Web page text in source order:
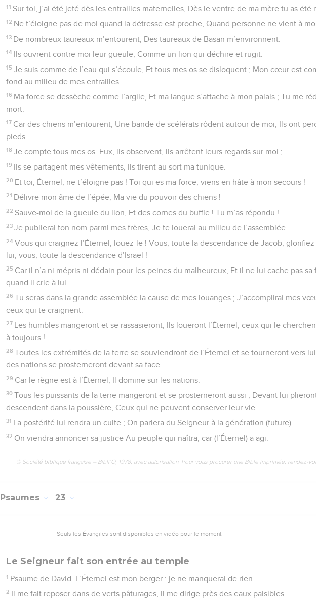
11 Sur toi, j’ai été jeté dès les entrailles maternelles, Dès le ventre de ma mère tu as été
12 Ne t’éloigne pas de moi quand la détresse est proche, Quand personne ne vient à
13 De nombreux taureaux m’entourent, Des taureaux de Basan m’environnent.
14 Ils ouvrent contre moi leur gueule, Comme un lion qui déchire et rugit.
15 Je suis comme de l’eau qui s’écoule, Et tous mes os se disloquent ; Mon cœur est
fond au milieu de mes entrailles.
16 Ma force se dessèche comme l’argile, Et ma langue s’attache à mon palais ; Tu me
mort.
17 Car des chiens m’entourent, Une bande de scélérats rôdent autour de moi, Ils ont
pieds.
18 Je compte tous mes os. Eux, ils observent, ils arrêtent leurs regards sur moi ;
19 Ils se partagent mes vêtements, Ils tirent au sort ma tunique.
20 Et toi, Éternel, ne t’éloigne pas ! Toi qui es ma force, viens en hâte à mon secours !
21 Délivre mon âme de l’épée, Ma vie du pouvoir des chiens !
22 Sauve-moi de la gueule du lion, Et des cornes du buffle ! Tu m’as répondu !
23 Je publierai ton nom parmi mes frères, Je te louerai au milieu de l’assemblée.
24 Vous qui craignez l’Éternel, louez-le ! Vous, toute la descendance de Jacob,
lui, vous, toute la descendance d’Israël !
25 Car il n’a ni mépris ni dédain pour les peines du malheureux, Et il ne lui cache pas sa
quand il crie à lui.
26 Tu seras dans la grande assemblée la cause de mes louanges ; J’accomplirai mes
ceux qui te craignent.
27 Les humbles mangeront et se rassasieront, Ils loueront l’Éternel, ceux qui le
à toujours !
28 Toutes les extrémités de la terre se souviendront de l’Éternel et se tourneront vers
des nations se prosterneront devant sa face.
29 Car le règne est à l’Éternel, Il domine sur les nations.
30 Tous les puissants de la terre mangeront et se prosterneront aussi ; Devant lui
descendent dans la poussière, Ceux qui ne peuvent conserver leur vie.
31 La postérité lui rendra un culte ; On parlera du Seigneur à la génération (future).
32 On viendra annoncer sa justice Au peuple qui naîtra, car (l’Éternel) a agi.
© Société biblique française – Bibli’O, 1978, avec autorisation. Pour vous procurer une Bible imprimée, rendez-
Psaumes 23
Seuls les Évangiles sont disponibles en vidéo pour le moment.
Le Seigneur fait son entrée au temple
1 Psaume de David. L’Éternel est mon berger : je ne manquerai de rien.
2 Il me fait reposer dans de verts pâturages, Il me dirige près des eaux paisibles.